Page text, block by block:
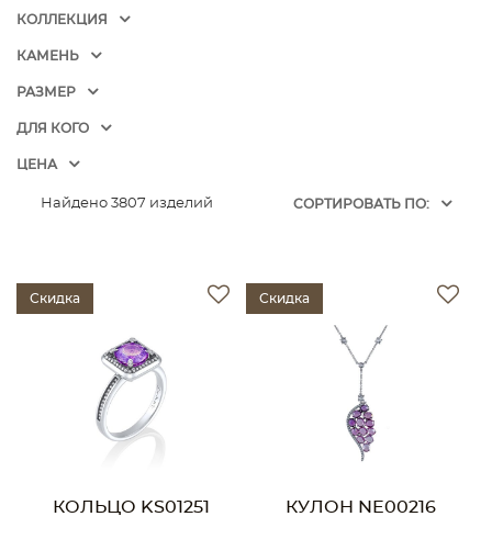
КОЛЛЕКЦИЯ
КАМЕНЬ
РАЗМЕР
ДЛЯ КОГО
ЦЕНА
Найдено 3807 изделий CОРТИРОВАТЬ ПО:
Скидка
КОЛЬЦО KS01251
Скидка
КУЛОН NE00216